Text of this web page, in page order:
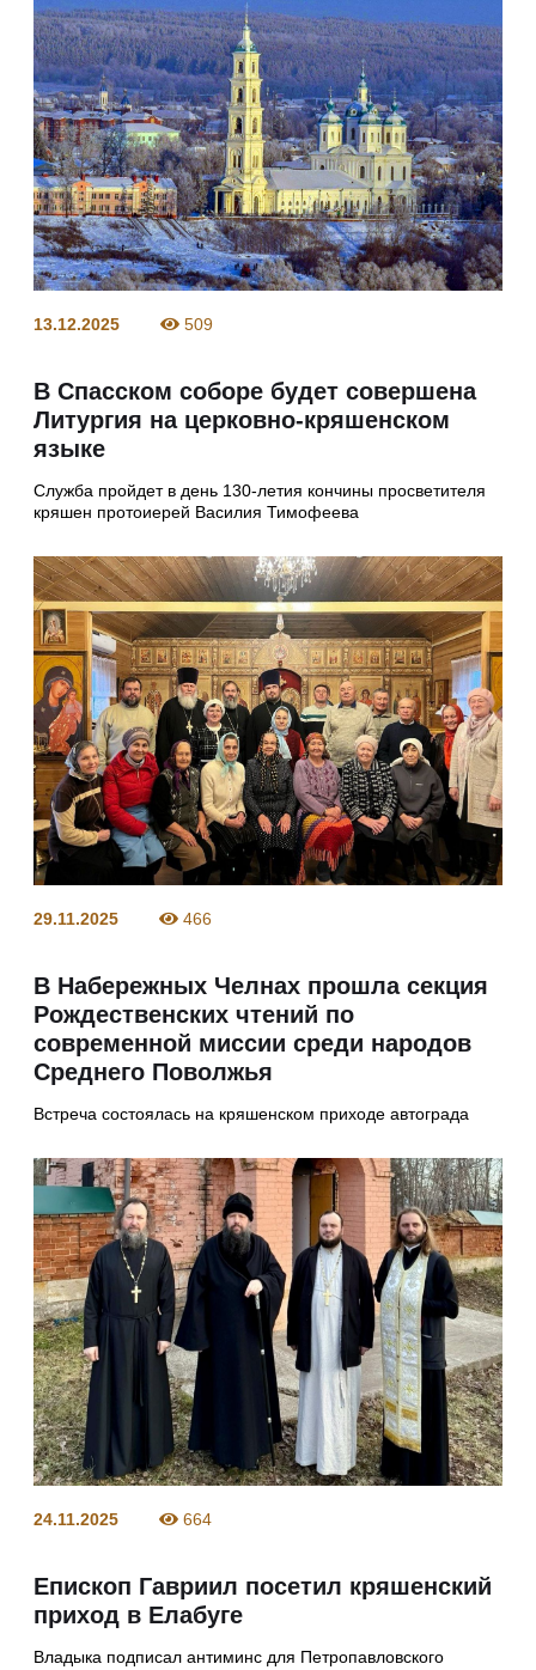
13.12.2025 509
В Спасском соборе будет совершена
Литургия на церковно-кряшенском
языке
Служба пройдет в день 130-летия кончины просветителя
кряшен протоиерей Василия Тимофеева
29.11.2025 466
В Набережных Челнах прошла секция
Рождественских чтений по
современной миссии среди народов
Среднего Поволжья
Встреча состоялась на кряшенском приходе автограда
24.11.2025 664
Епископ Гавриил посетил кряшенский
приход в Елабуге
Владыка подписал антиминс для Петропавловского